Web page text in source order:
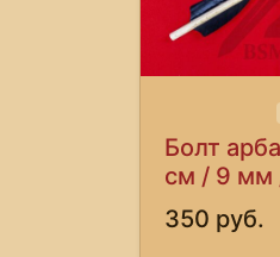
Болт
см / 9 мм
350 руб.